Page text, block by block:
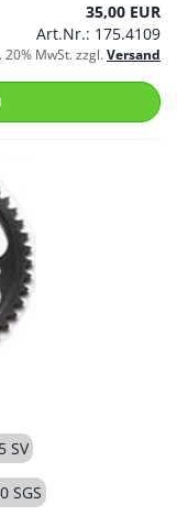
35,00 EUR
Art.Nr.: 175.4109
20% MwSt. zzgl.Versand
SV
SGS